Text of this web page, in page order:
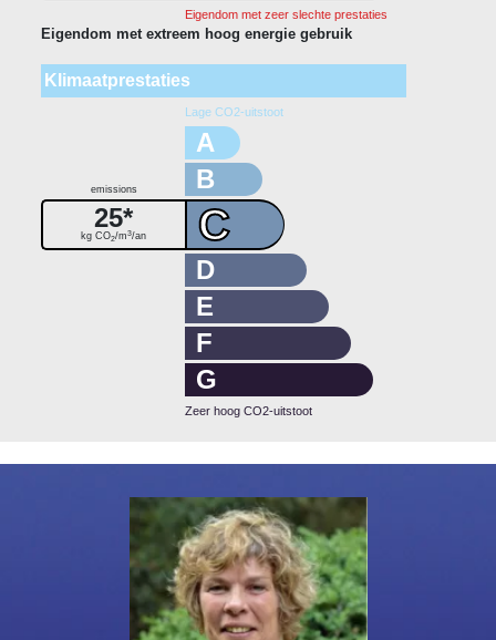
Eigendom met zeer slechte prestaties
Eigendom met extreem hoog energie gebruik
Klimaatprestaties
Lage CO2-uitstoot
A
B
C
emissions
25*
kg CO2/m3/an
D
E
F
G
Zeer hoog CO2-uitstoot